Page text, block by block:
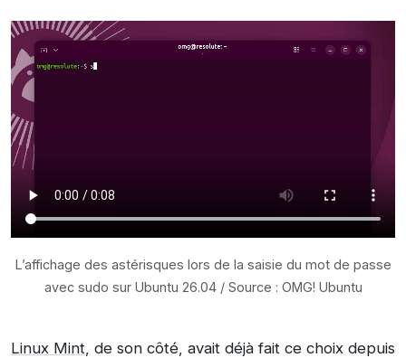
L’affichage des astérisques lors de la saisie du mot de passe
avec sudo sur Ubuntu 26.04 / Source : OMG! Ubuntu
Linux Mint , de son côté, avait déjà fait ce choix depuis